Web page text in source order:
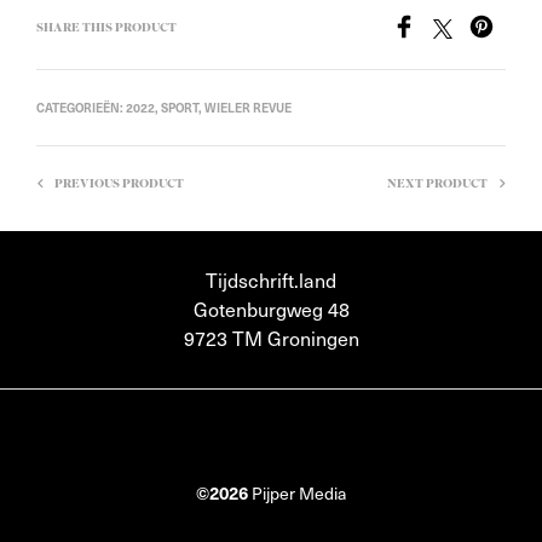
SHARE THIS PRODUCT
CATEGORIEËN: 2022, SPORT, WIELER REVUE
PREVIOUS PRODUCT NEXT PRODUCT
Tijdschrift.land
Gotenburgweg 48
9723 TM Groningen
©2026 Pijper Media